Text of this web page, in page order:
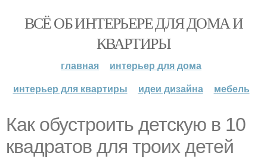
ВСЁ ОБ ИНТЕРЬЕРЕ ДЛЯ ДОМА И
КВАРТИРЫ
главная
интерьер для дома
интерьер для квартиры
идеи дизайна мебель
Как обустроить детскую в 10
квадратов для троих детей